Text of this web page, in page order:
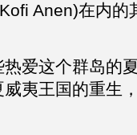
Anen)在内的
爱这个群岛的
夷王国的重生